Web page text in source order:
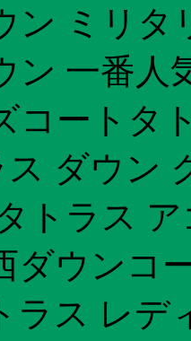
ン ミリタ
ン 一番人
コートタ
ダウン
トラス
ダウンコ
ラス レデ